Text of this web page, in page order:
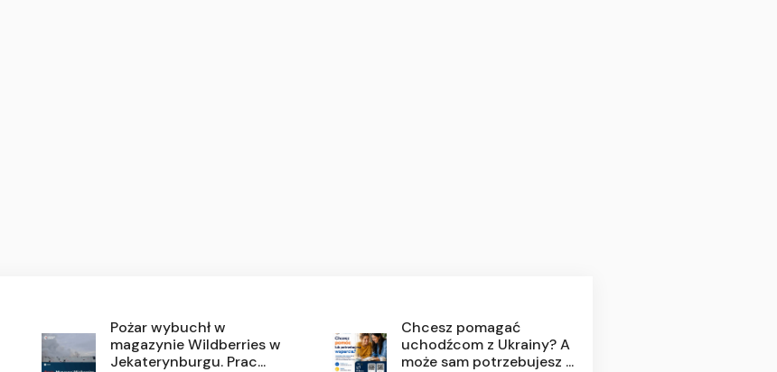
Pożar wybuchł w
magazynie Wildberries w
Jekaterynburgu. Prac...
Chcesz pomagać
uchodźcom z Ukrainy? A
może sam potrzebujesz ...